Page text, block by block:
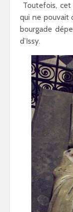
Toutefois, cet
qui ne pouvait
bourgade
d’Issy.